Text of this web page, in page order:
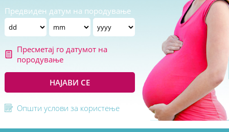
Предвиден датум на породување
Пресметај го датумот на
породување
НАЈАВИ СЕ
Општи услови за користење